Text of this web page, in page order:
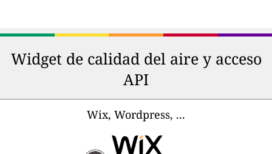
Widget de calidad del aire y acceso
API
Wix, Wordpress, ...